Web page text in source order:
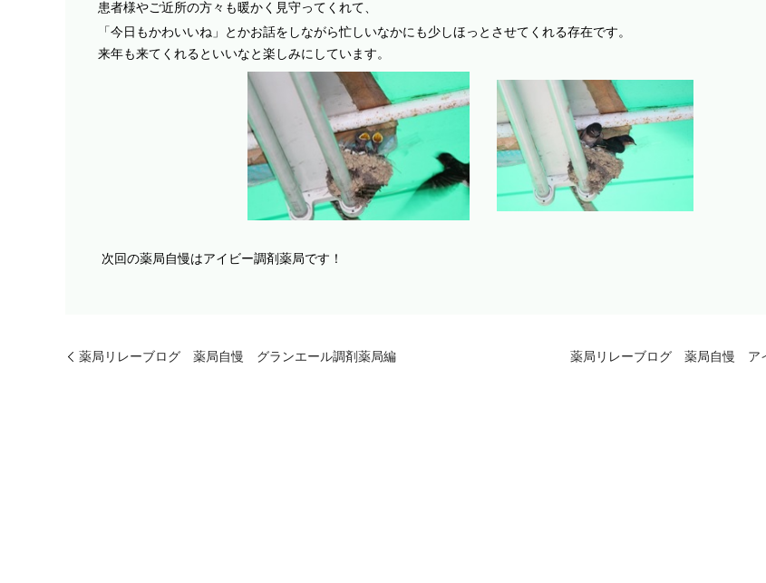
患者様やご近所の方々も暖かく見守ってくれて、
「今日もかわいいね」とかお話をしながら忙しいなかにも少しほっとさせてくれる存在です。
来年も来てくれるといいなと楽しみにしています。
次回の薬局自慢はアイビー調剤薬局です！
薬局リレーブログ 薬局自慢 グランエール調剤薬局編 薬局リレーブログ 薬局自慢 ア